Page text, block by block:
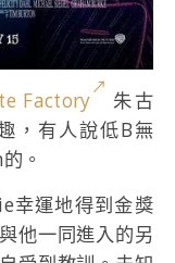
Factory
朱古
，有人說低B無
。
幸運地得到金獎
他一同進入的另